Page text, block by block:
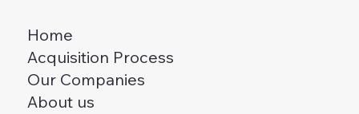
Home
Acquisition Process
Our Companies
About us